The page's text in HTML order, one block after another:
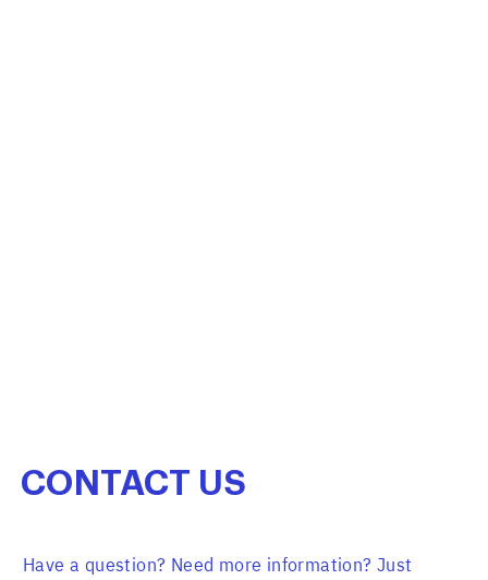
CONTACT US
Have a question? Need more information? Just